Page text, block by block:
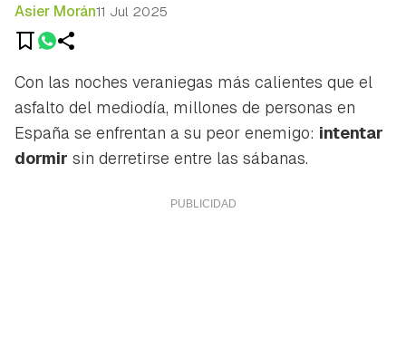
Asier Morán11 Jul 2025
Con las noches veraniegas más calientes que el
asfalto del mediodía, millones de personas en
España se enfrentan a su peor enemigo: intentar
dormir sin derretirse entre las sábanas.